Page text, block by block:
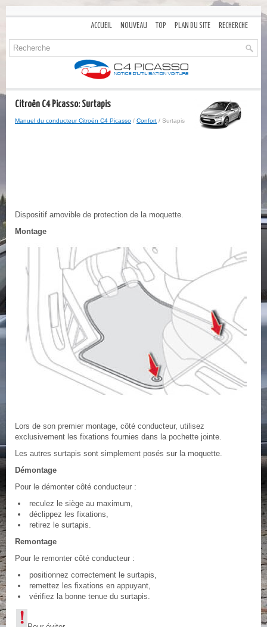
ACCUEIL NOUVEAU TOP PLAN DU SITE RECHERCHE
Citroën C4 Picasso: Surtapis
Manuel du conducteur Citroën C4 Picasso / Confort / Surtapis
Dispositif amovible de protection de la moquette.
Montage
Lors de son premier montage, côté conducteur, utilisez
exclusivement les fixations fournies dans la pochette jointe.
Les autres surtapis sont simplement posés sur la moquette.
Démontage
Pour le démonter côté conducteur :
reculez le siège au maximum,
déclippez les fixations,
retirez le surtapis.
Remontage
Pour le remonter côté conducteur :
positionnez correctement le surtapis,
remettez les fixations en appuyant,
vérifiez la bonne tenue du surtapis.